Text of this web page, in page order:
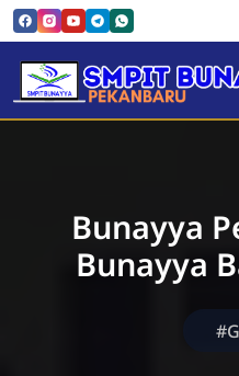
SMPIT
Bunayya
Bunayya